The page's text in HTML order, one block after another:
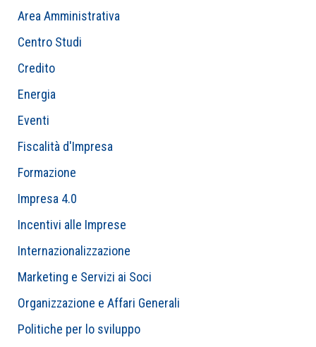
Area Amministrativa
Centro Studi
Credito
Energia
Eventi
Fiscalità d'Impresa
Formazione
Impresa 4.0
Incentivi alle Imprese
Internazionalizzazione
Marketing e Servizi ai Soci
Organizzazione e Affari Generali
Politiche per lo sviluppo